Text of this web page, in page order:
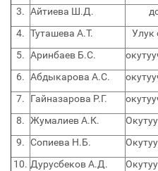
3. Айтиева Ш.Д.
4. Туташева А.Т.
Улук
5. Аринбаев Б.С.
6. Абдыкарова А.С.
7. Гайназарова Р.Г.
8. Жумалиев А.К.
9. Сопиева Н.Б.
10. Дурусбеков А.Д.